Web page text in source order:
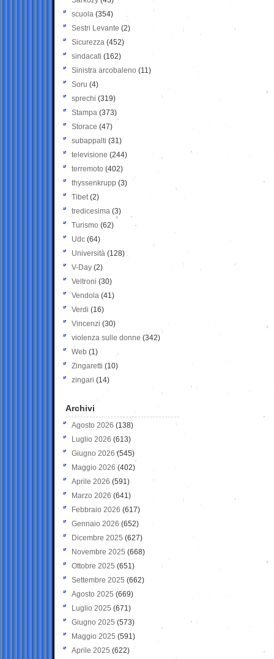
scuola (354)
Sestri Levante (2)
Sicurezza (452)
sindacati (162)
Sinistra arcobaleno (11)
Soru (4)
sprechi (319)
Stampa (373)
Storace (47)
subappalti (31)
televisione(244)
terremoto (402)
thyssenkrupp (3)
Tibet(2)
tredicesima (3)
Turismo (62)
Udc (64)
Università (128)
V-Day (2)
Veltroni (30)
Vendola (41)
Verdi (16)
Vincenzi (30)
violenza sulle donne (342)
Web (1)
Zingaretti (10)
zingari (14)
Archivi
Agosto 2026 (138)
Luglio 2026 (613)
Giugno 2026 (545)
Maggio 2026 (402)
Aprile 2026 (591)
Marzo 2026 (641)
Febbraio 2026 (617)
Gennaio 2026 (652)
Dicembre 2025 (627)
Novembre 2025 (668)
Ottobre 2025 (651)
Settembre 2025 (662)
Agosto 2025 (669)
Luglio 2025 (671)
Giugno 2025 (573)
Maggio 2025 (591)
Aprile 2025 (622)